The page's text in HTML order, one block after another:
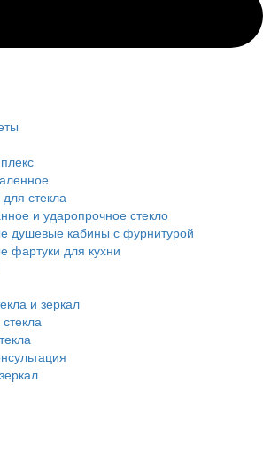
стекла
и ударопрочное стекло
душевые кабины с фурнитурой
фартуки для кухни
и зеркал